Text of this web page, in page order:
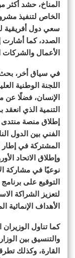
الخاص لتنفيذ
سعي دول أفريقية
الصدد، كما أشارت
الأعمال والشركات
في سياق أخر، بحث
اللجنة الوطنية
الإنسان، فضلًا عن
التنمية الذي
إطلاق منصة
الفني بين الدول
المشتركة في إطار
وإطلاق الاتحاد
نوعيًا في مشاركة
لتعزيز الشراكة
الأهداف الإنمائية
كما تناول
والتنسيق بين
القارة، وكذلك